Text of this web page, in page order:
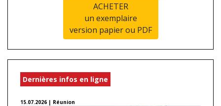
ACHETER
un exemplaire
version papier ou PDF
Dernières infos en ligne
15.07.2026 | Réunion